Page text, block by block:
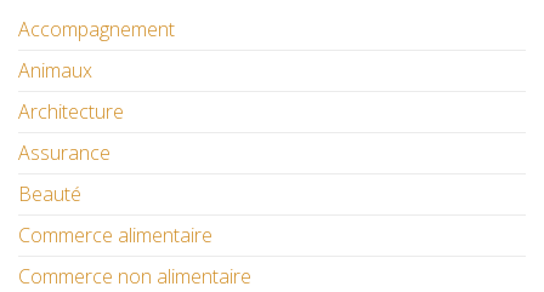
Accompagnement
Animaux
Architecture
Assurance
Beauté
Commerce alimentaire
Commerce non alimentaire